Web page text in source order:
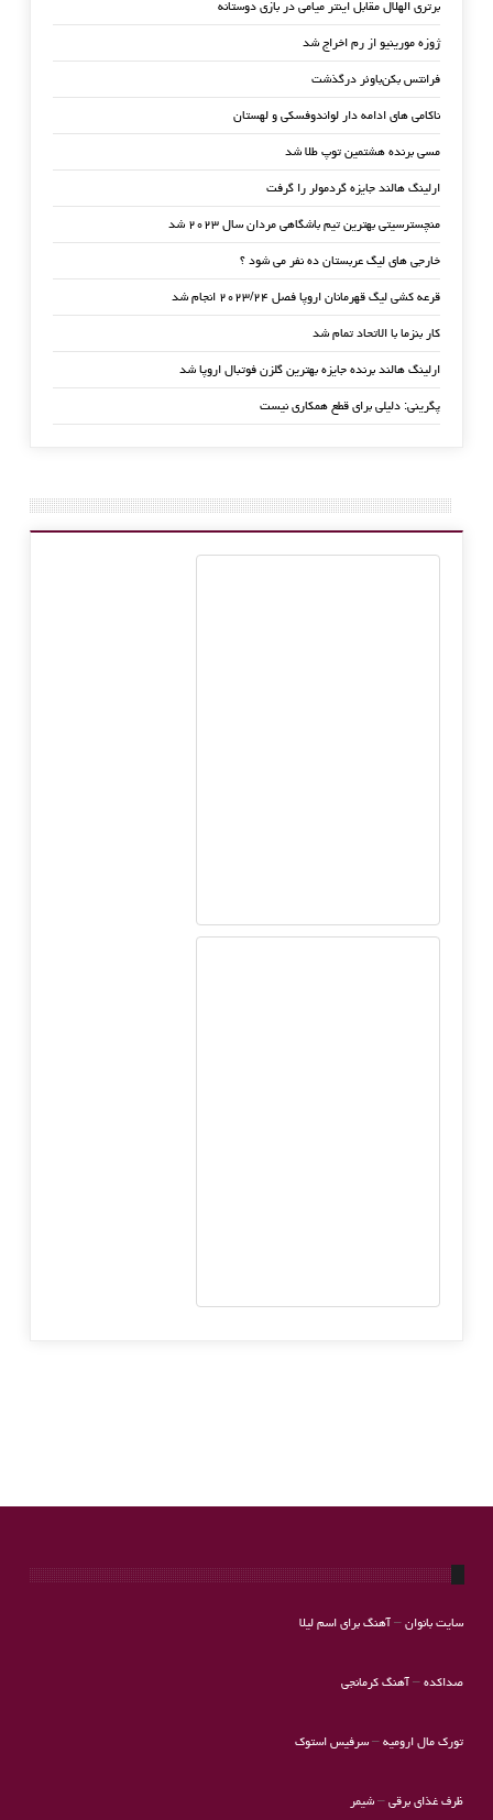
برتری الهلال مقابل اینتر میامی در بازی دوستانه
ژوزه مورینیو از رم اخراج شد
فرانتس بکن‌باوئر درگذشت
ناکامی های ادامه دار لواندوفسکی و لهستان
مسی برنده هشتمین توپ طلا شد
ارلینگ هالند جایزه گردمولر را گرفت
منچسترسیتی بهترین تیم باشگاهی مردان سال ۲۰۲۳ شد
خارجی های لیگ عربستان ده نفر می شود ؟
قرعه کشی لیگ قهرمانان اروپا فصل ۲۰۲۳/۲۴ انجام شد
کار بنزما با الاتحاد تمام شد
ارلینگ هالند برنده جایزه بهترین گلزن فوتبال اروپا شد
پگرینی: دلیلی برای قطع همکاری نیست
سایت بانوان– آهنگ برای اسم لیلا
صداکده– آهنگ کرمانجی
تورک مال ارومیه–سرفیس استوک
ظرف غذای برقی– شیمر